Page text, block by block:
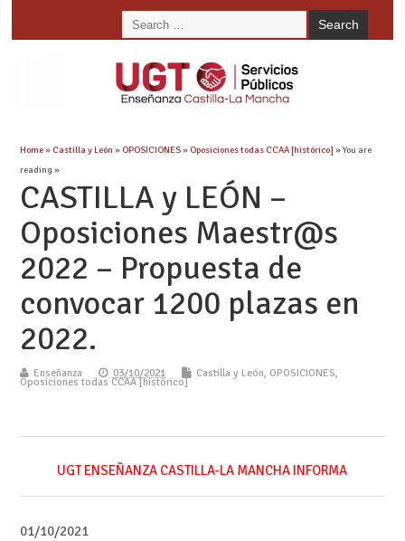
Home» Castilla y León » OPOSICIONES» Oposiciones todas CCAA [histórico] » You are
reading »
CASTILLA y LEÓN –
Oposiciones Maestr@s
2022 – Propuesta de
convocar 1200 plazas en
2022.
Enseñanza 03/10/2021 Castilla y León, OPOSICIONES,
Oposiciones todas CCAA [histórico]
UGT ENSEÑANZA CASTILLA-LA MANCHA INFORMA
01/10/2021